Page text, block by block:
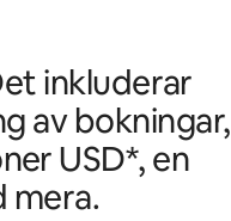
inkluderar
av bokningar,
USD*, en
mera.